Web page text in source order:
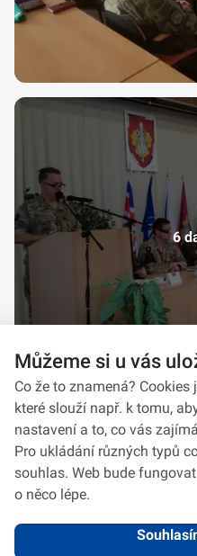
6
Můžeme si u vás
Co že to znamená?
které slouží např. k tomu,
nastavení a to, co vás
Pro ukládání různých typů
souhlas. Web bude
o něco lépe.